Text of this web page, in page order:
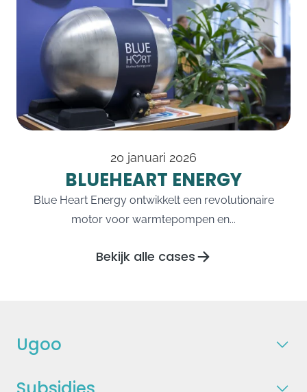
20 januari 2026
BLUEHEART ENERGY
Blue Heart Energy ontwikkelt een revolutionaire
motor voor warmtepompen en...
Bekijk alle cases
Ugoo